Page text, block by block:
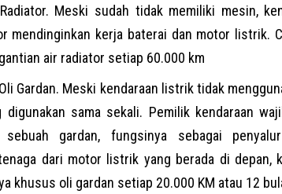
Meski sudah tidak memiliki mesin,
mendinginkan kerja baterai dan motor listrik.
air radiator setiap 60.000 km
Gardan. Meski kendaraan listriktidak
digunakan sama sekali. Pemilik kendaraan
sebuah gardan, fungsinya sebagai
dari motor listrik yang berada di depan,
khusus oli gardan setiap 20.000 KM atau 12